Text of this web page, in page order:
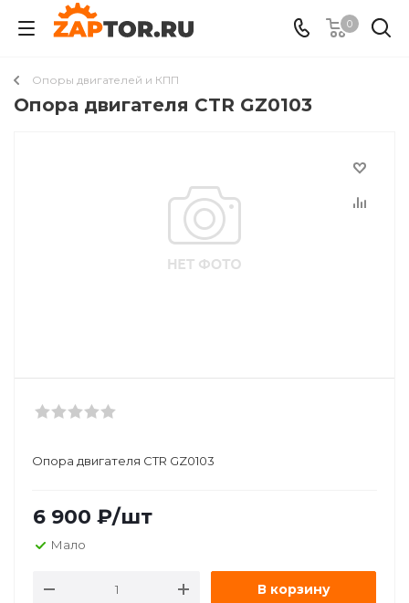
0
Опоры двигателей и КПП
Опора двигателя CTR GZ0103
Опора двигателя CTR GZ0103
6 900 ₽/шт
Мало
В корзину